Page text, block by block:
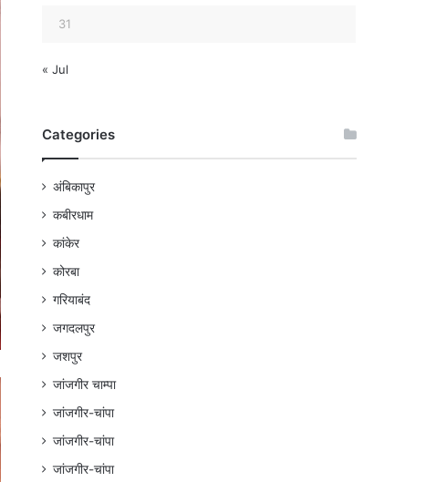
31
« Jul
Categories
अंबिकापुर
कबीरधाम
कांकेर
कोरबा
गरियाबंद
जगदलपुर
जशपुर
जांजगीर चाम्पा
जांजगीर-चांपा
जांजगीर-चांपा
जांजगीर-चांपा